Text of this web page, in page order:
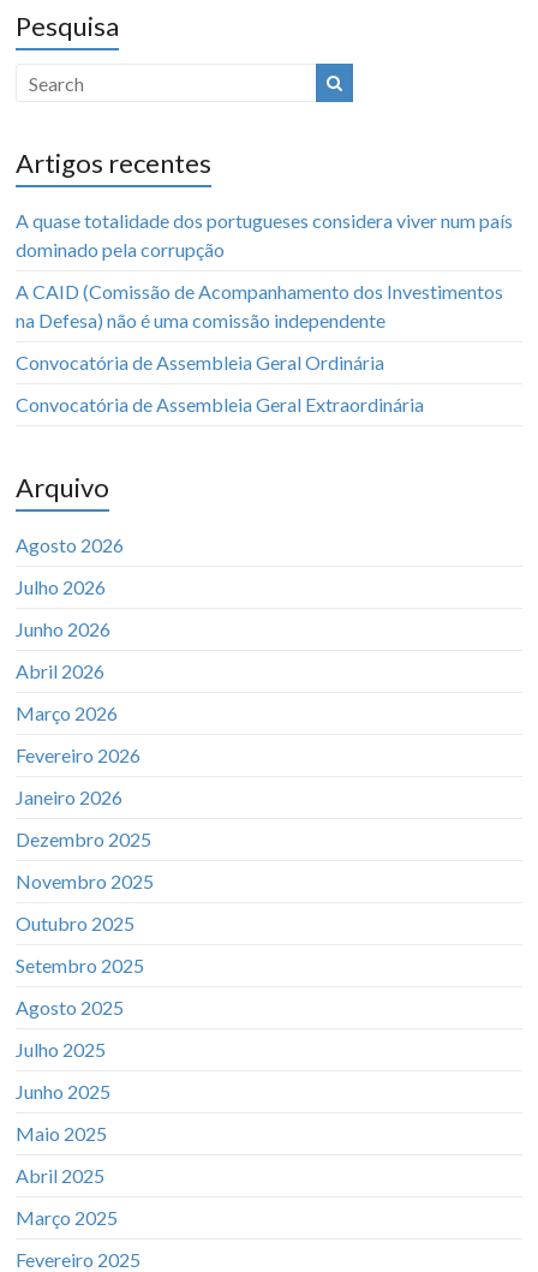
Pesquisa
Artigos recentes
A quase totalidade dos portugueses considera viver num país
dominado pela corrupção
A CAID (Comissão de Acompanhamento dos Investimentos
na Defesa) não é uma comissão independente
Convocatória de Assembleia Geral Ordinária
Convocatória de Assembleia Geral Extraordinária
Arquivo
Agosto 2026
Julho 2026
Junho 2026
Abril 2026
Março 2026
Fevereiro 2026
Janeiro 2026
Dezembro 2025
Novembro 2025
Outubro 2025
Setembro 2025
Agosto 2025
Julho 2025
Junho 2025
Maio 2025
Abril 2025
Março 2025
Fevereiro 2025